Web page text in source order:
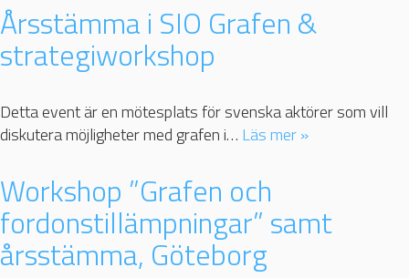
Årsstämma i SIO Grafen &
strategiworkshop
Detta event är en mötesplats för svenska aktörer som vill
diskutera möjligheter med grafen i… Läs mer »
Workshop ”Grafen och
fordonstillämpningar” samt
årsstämma, Göteborg